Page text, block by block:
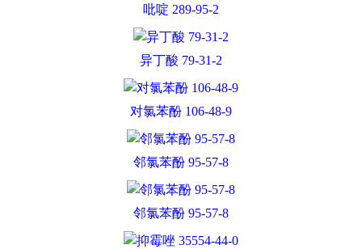
吡啶 289-95-2
异丁酸 79-31-2
对氯苯酚 106-48-9
邻氯苯酚 95-57-8
邻氯苯酚 95-57-8